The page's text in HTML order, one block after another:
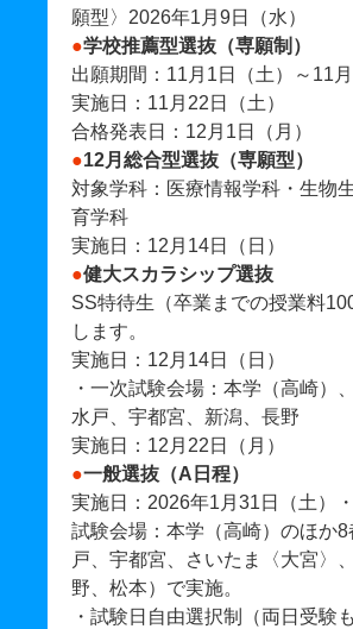
願型〉2026年1月9日（水）
●学校推薦型選抜（専願制）
出願期間：11月1日（土）～11月
実施日：11月22日（土）
合格発表日：12月1日（月）
●12月総合型選抜（専願型）
対象学科：医療情報学科・生物
育学科
実施日：12月14日（日）
●健大スカラシップ選抜
SS特待生（卒業までの授業料
します。
実施日：12月14日（日）
・一次試験会場：本学（高崎）
水戸、宇都宮、新潟、長野
実施日：12月22日（月）
●一般選抜（A日程）
実施日：2026年1月31日（土）
試験会場：本学（高崎）のほか
戸、宇都宮、さいたま〈大宮〉
野、松本）で実施。
・試験日自由選択制（両日受験